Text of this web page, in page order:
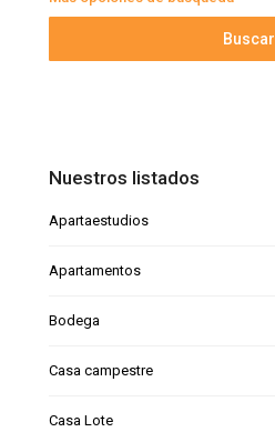
Buscar
Nuestros listados
Apartaestudios
Apartamentos
Bodega
Casa campestre
Casa Lote